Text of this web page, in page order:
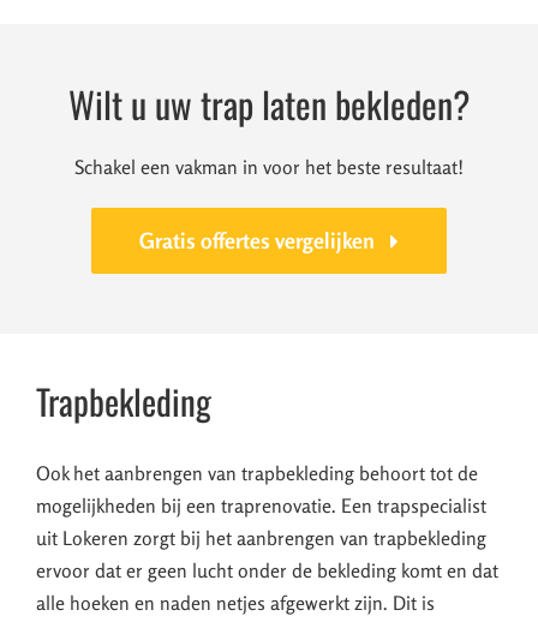
Wilt u uw trap laten bekleden?
Schakel een vakman in voor het beste resultaat!
Gratis offertes vergelijken
Trapbekleding
Ook het aanbrengen van trapbekleding behoort tot de
mogelijkheden bij een traprenovatie. Een trapspecialist
uit Lokeren zorgt bij het aanbrengen van trapbekleding
ervoor dat er geen lucht onder de bekleding komt en dat
alle hoeken en naden netjes afgewerkt zijn. Dit is